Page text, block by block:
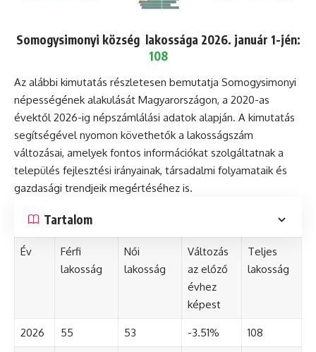
Somogysimonyi község lakossága 2026. január 1-jén:
108
Az alábbi kimutatás részletesen bemutatja Somogysimonyi
népességének alakulását Magyarországon, a 2020-as
évektől 2026-ig népszámlálási adatok alapján. A kimutatás
segítségével nyomon követhetők a lakosságszám
változásai, amelyek fontos információkat szolgáltatnak a
település fejlesztési irányainak, társadalmi folyamataik és
gazdasági trendjeik megértéséhez is.
Tartalom
Év
Férfi
lakosság
Női
lakosság
Változás
az előző
évhez
képest
Teljes
lakosság
2026 55 53 -3.51% 108